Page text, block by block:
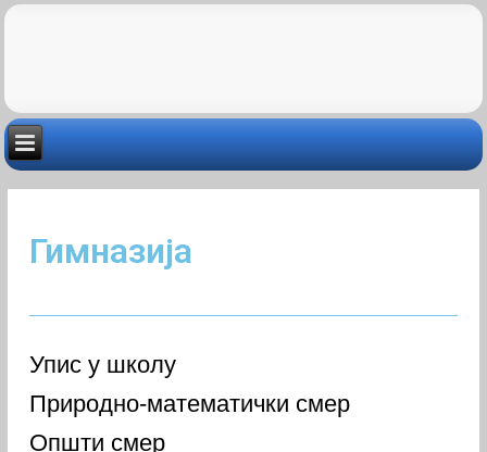
Гимназија
Упис у школу
Природно-математички смер
Општи смер